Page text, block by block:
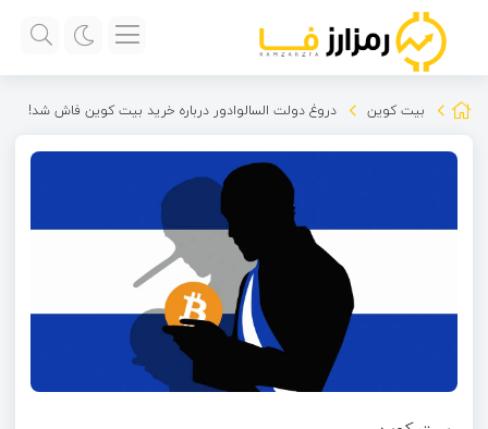
بیت کوین دروغ دولت السالوادور درباره خرید بیت کوین فاش شد!